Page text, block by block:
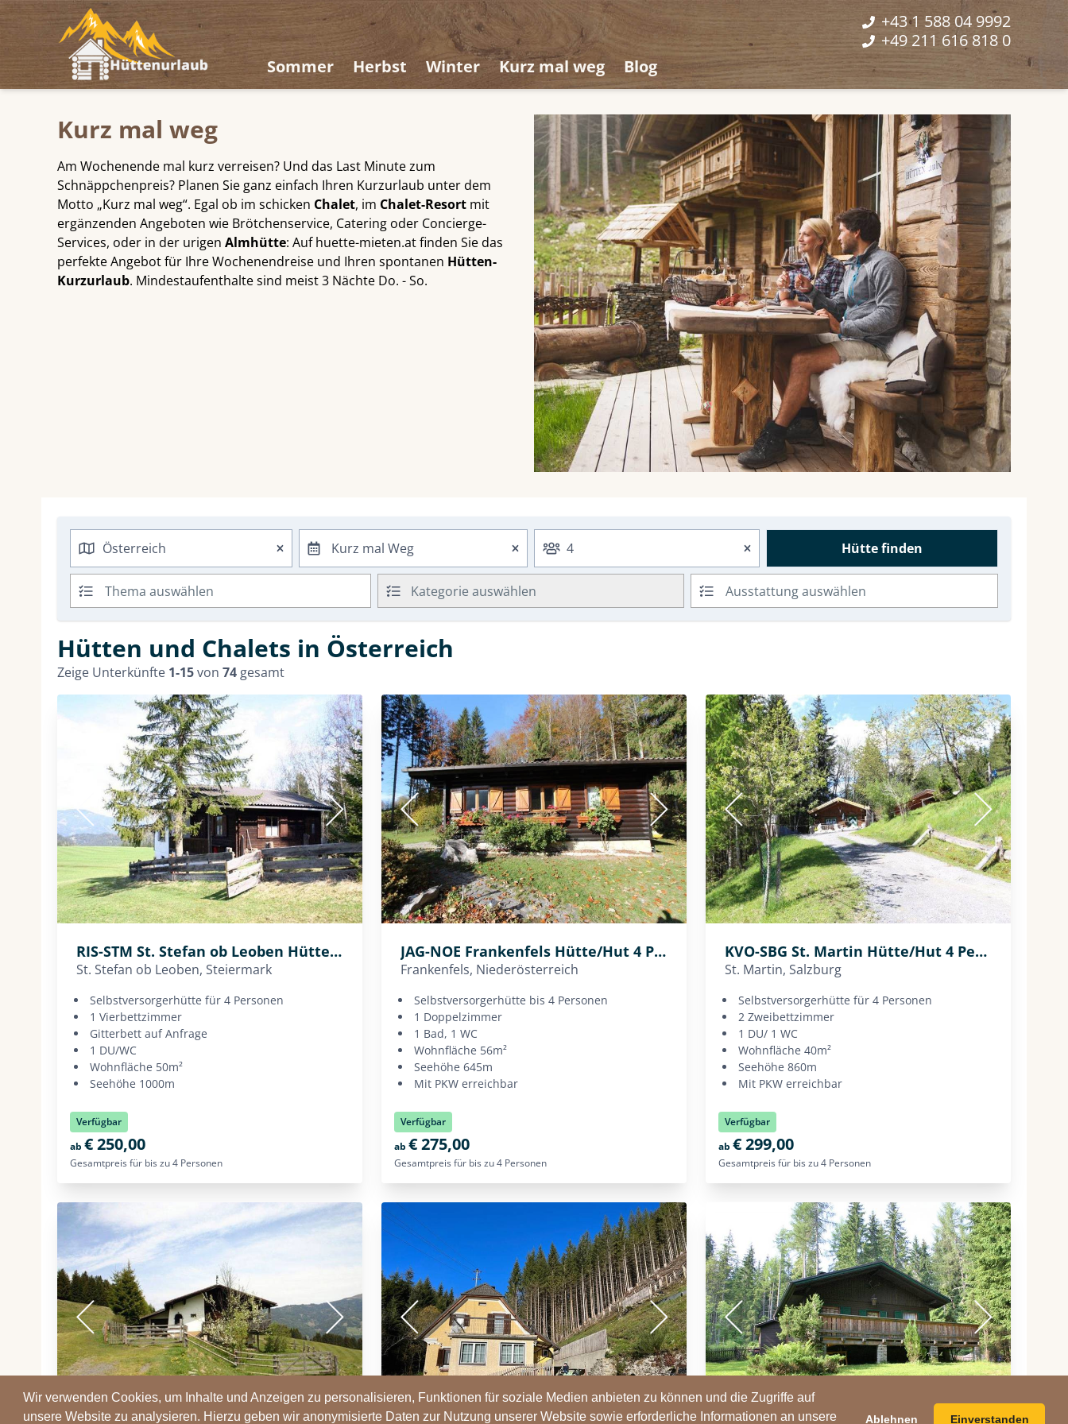
Wir verwenden Cookies, um Inhalte und Anzeigen zu personalisieren, Funktionen für soziale Medien anbieten zu können und die Zugriffe auf
unsere Website zu analysieren. Hierzu geben wir anonymisierte Daten zur Nutzung unserer Website sowie erforderliche Informationen an unsere
Ablehnen Einverstanden
+43 1 588 04 9992
+49 211 616 818 0
Sommer
Herbst Winter Kurz mal weg Blog
Kurz mal weg
Am Wochenende mal kurz verreisen? Und das Last Minute zum
Schnäppchenpreis? Planen Sie ganz einfach Ihren Kurzurlaub unter dem
Motto „Kurz mal weg“. Egal ob im schicken Chalet, im Chalet-Resort mit
ergänzenden Angeboten wie Brötchenservice, Catering oder Concierge-
Services, oder in der urigen Almhütte: Auf huette-mieten.at finden Sie das
perfekte Angebot für Ihre Wochenendreise und Ihren spontanen Hütten-
Kurzurlaub. Mindestaufenthalte sind meist 3 Nächte Do. - So.